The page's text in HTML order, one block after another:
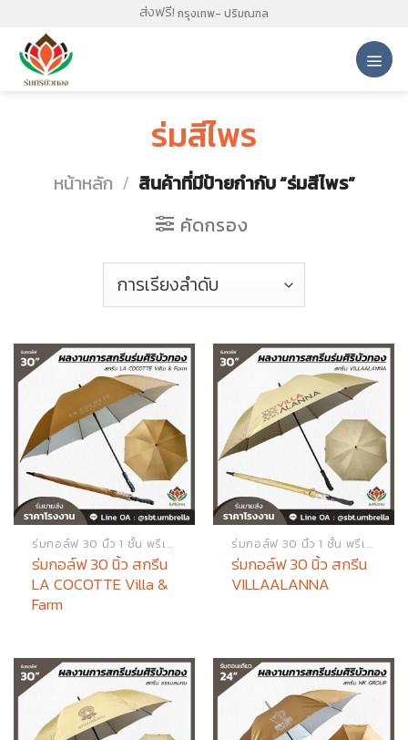
content
ส่งฟรี! กรุงเทพ- ปริมณฑล
ร่มสีไพร
หน้าหลัก / สินค้าที่มีป้ายกำกับ “ร่มสีไพร”
คัดกรอง
ร่มกอล์ฟ 30 นิ้ว 1 ชั้น พรีเมียม
ร่มกอล์ฟ 30 นิ้ว สกรีน
LA COCOTTE Villa &
Farm
ร่มกอล์ฟ 30 นิ้ว 1 ชั้น พรีเมียม
ร่มกอล์ฟ 30 นิ้ว สกรีน
VILLAALANNA